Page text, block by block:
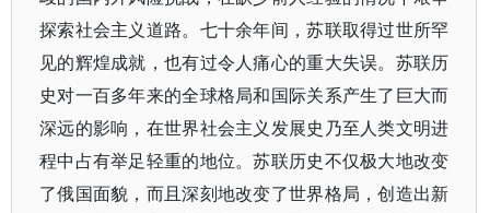
探索社会主义道路。七十余年间，苏联取得过世所罕
见的辉煌成就，也有过令人痛心的重大失误。苏联历
史对一百多年来的全球格局和国际关系产生了巨大而
深远的影响，在世界社会主义发展史乃至人类文明进
程中占有举足轻重的地位。苏联历史不仅极大地改变
了俄国面貌，而且深刻地改变了世界格局，创造出新